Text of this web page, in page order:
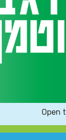
Open